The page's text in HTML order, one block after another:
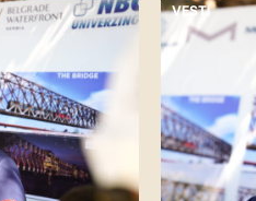
VESTI